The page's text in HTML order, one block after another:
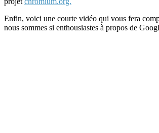
Enfin, voici une courte vidéo qui vous fera
nous sommes si enthousiastes à propos de